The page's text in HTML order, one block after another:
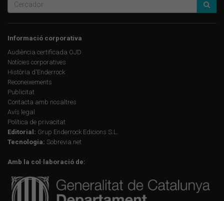
Informació corporativa
Audiència certificada OJD
Notícies corporatives
Història d'Enderrock
Reconeixements
Publicitat
Contacta amb nosaltres
Avís legal
Política de privacitat
Editorial: Grup Enderrock Edicions S.L.
Tecnologia: Sobrevia.net
Amb la col·laboració de: